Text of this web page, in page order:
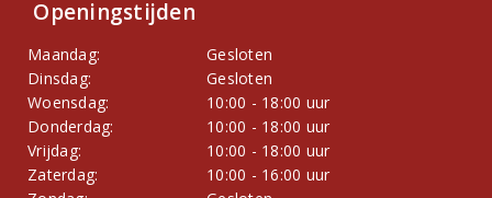
Openingstijden
Maandag:
Gesloten
Dinsdag:
Gesloten
Woensdag:
10:00 - 18:00 uur
Donderdag:
10:00 - 18:00 uur
Vrijdag:
10:00 - 18:00 uur
Zaterdag:
10:00 - 16:00 uur